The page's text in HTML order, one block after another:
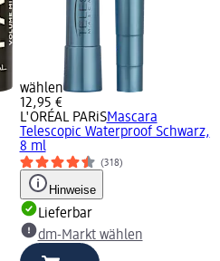
wählen
12,95 €
L'ORÉAL PARiSMascara
Telescopic Waterproof Schwarz,
8 ml
(318)
Hinweise
Lieferbar
dm-Markt wählen